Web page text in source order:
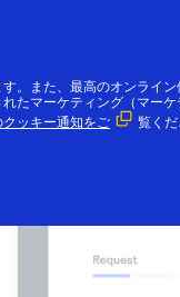
い決済デ
する
業のニー
ため、ソ
ます。
のAPI
ための機
ます。
る文書や
料を検索
お客様を
ためのヒ
。また、最高のオンライン
たマーケティング（マー
クッキー通知をご 覧くだ